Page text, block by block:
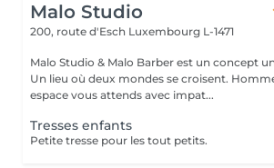
Malo Studio
200, route d'Esch Luxembourg L-1471
Malo Studio & Malo Barber est un concept
Un lieu où deux mondes se croisent.
espace vous attends avec impat...
Tresses enfants
Petite tresse pour les tout petits.